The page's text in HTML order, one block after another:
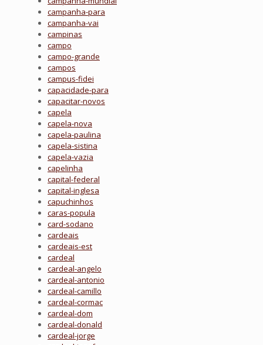
campanha-para
campanha-vai
campinas
campo
campo-grande
campos
campus-fidei
capacidade-para
capacitar-novos
capela
capela-nova
capela-paulina
capela-sistina
capela-vazia
capelinha
capital-federal
capital-inglesa
capuchinhos
caras-popula
card-sodano
cardeais
cardeais-est
cardeal
cardeal-angelo
cardeal-antonio
cardeal-camillo
cardeal-cormac
cardeal-dom
cardeal-donald
cardeal-jorge